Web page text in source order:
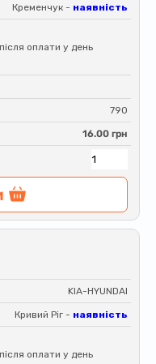
Кременчук - наявність
оплати у день
790
16.00 грн
KIA-HYUNDAI
Кривий Ріг - наявність
оплати у день